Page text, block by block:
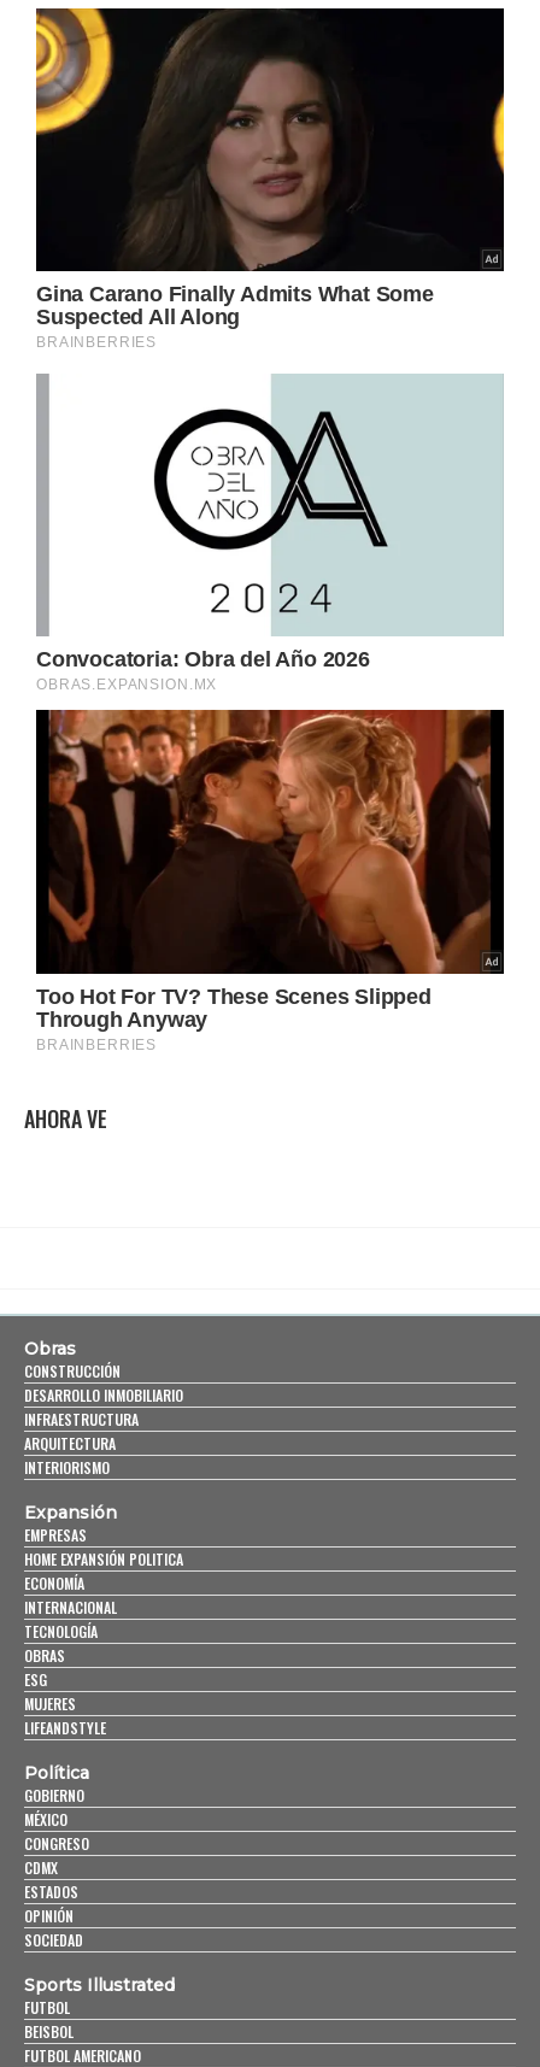
AHORA VE
Obras
CONSTRUCCIÓN
DESARROLLO INMOBILIARIO
INFRAESTRUCTURA
ARQUITECTURA
INTERIORISMO
Expansión
EMPRESAS
HOME EXPANSIÓN POLITICA
ECONOMÍA
INTERNACIONAL
TECNOLOGÍA
OBRAS
ESG
MUJERES
LIFEANDSTYLE
Política
GOBIERNO
MÉXICO
CONGRESO
CDMX
ESTADOS
OPINIÓN
SOCIEDAD
Sports Illustrated
FUTBOL
BEISBOL
FUTBOL AMERICANO